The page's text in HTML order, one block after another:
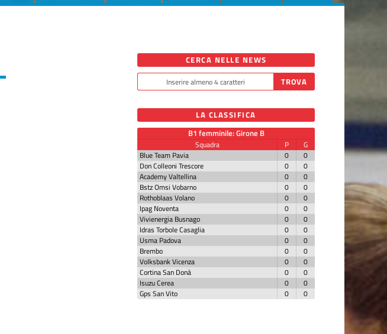
CERCA NELLE NEWS
LA CLASSIFICA
B1 femminile: Girone B
Squadra P
G
Blue Team Pavia
0
0
Don Colleoni Trescore
0
0
Academy Valtellina
0
0
Bstz Omsi Vobarno
0
0
Rothoblaas Volano
0
0
Ipag Noventa
0
0
Vivienergia Busnago
0
0
Idras Torbole Casaglia
0
0
Usma Padova
0
0
Brembo
0
0
Volksbank Vicenza
0
0
Cortina San Donà
0
0
Isuzu Cerea
0
0
Gps San Vito
0 0